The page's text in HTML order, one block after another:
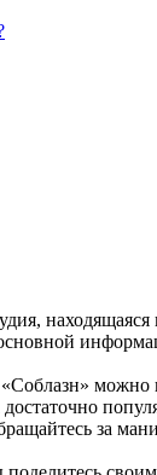
можно
за